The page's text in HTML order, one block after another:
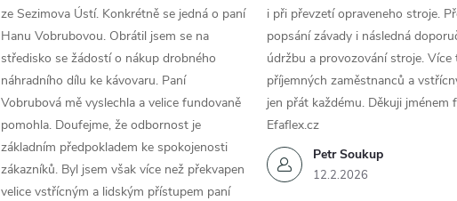
ze Sezimova Ústí. Konkrétně se jedná o paní
Hanu Vobrubovou. Obrátil jsem se na
středisko se žádostí o nákup drobného
náhradního dílu ke kávovaru. Paní
Vobrubová mě vyslechla a velice fundovaně
pomohla. Doufejme, že odbornost je
základním předpokladem ke spokojenosti
zákazníků. Byl jsem však více než překvapen
velice vstřícným a lidským přístupem paní
Petr Soukup
12.2.2026
i při převzetí opraveneho stroje.
popsání závady i následná
údržbu a provozování stroje. Více
příjemných zaměstnanců a
jen přát každému. Děkuji jménem
Efaflex.cz